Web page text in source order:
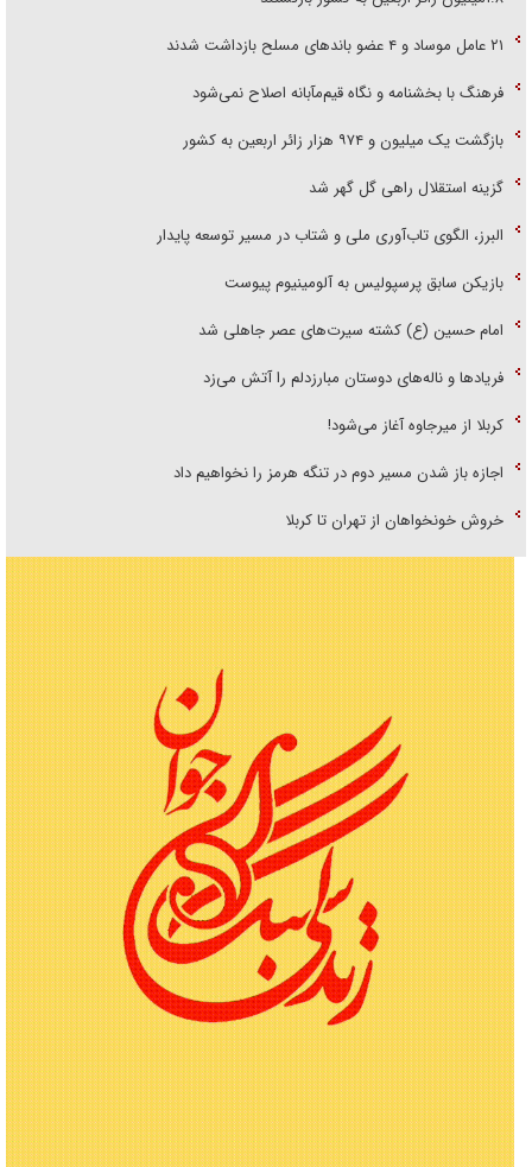
۲۱ عامل موساد و ۴ عضو باند‌های مسلح بازداشت شدند
فرهنگ با بخشنامه و نگاه قیم‌مآبانه اصلاح نمی‌شود
بازگشت یک میلیون و ۹۷۴ هزار زائر اربعین به کشور
گزینه استقلال راهی گل گهر شد
البرز، الگوی تاب‌آوری ملی و شتاب در مسیر توسعه پایدار
بازیکن سابق پرسپولیس به آلومینیوم پیوست
امام حسین (ع) کشته سیرت‌های عصر جاهلی شد
فریاد‌ها و ناله‌های دوستان مبارزدلم را آتش می‌زد
کربلا از میرجاوه آغاز می‌شود!
اجازه باز شدن مسیر دوم در تنگه هرمز را نخواهیم داد
خروش خونخواهان از تهران تا کربلا